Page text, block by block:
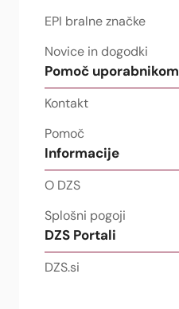
EPI bralne značke
Novice in dogodki
Pomoč uporabnikom
Kontakt
Pomoč
Informacije
O DZS
Splošni pogoji
DZS Portali
DZS.si